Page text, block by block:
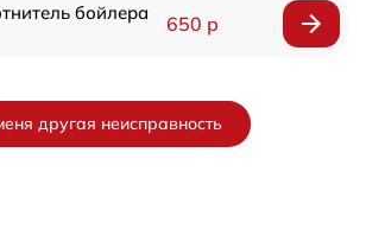
бойлера
650 р
другая неисправность